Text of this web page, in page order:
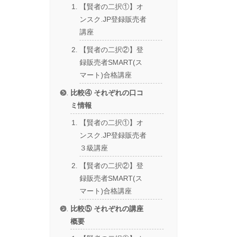
【賢者の二択①】オ
ンスク.JP登録販売者
講座
【賢者の二択②】登
録販売者SMART(ス
マート)合格講座
比較④ それぞれの口コ
ミ情報
【賢者の二択①】オ
ンスク.JP登録販売者
３級講座
【賢者の二択②】登
録販売者SMART(ス
マート)合格講座
比較⑤ それぞれの講座
概要